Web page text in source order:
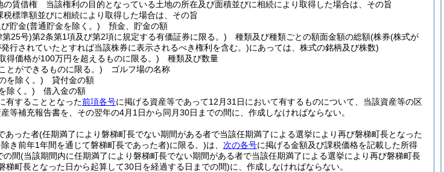
賃借権 当該権利の目的となっている土地の所在及び面積並びに相続により取得した場合は、その旨
標準額並びに相続により取得した場合は、その旨
貯金(普通貯金を除く。) 預金、貯金の額
第25号)第2条第1項及び第2項に規定する有価証券に限る。) 種類及び種類ごとの額面金額の総額(株券(株式が
行されていたとすれば当該株券に表示されるべき権利を含む。)にあっては、株式の銘柄及び株数)
得価格が100万円を超えるものに限る。) 種類及び数量
とができるものに限る。) ゴルフ場の名称
を除く。) 貸付金の額
除く。) 借入金の額
有することとなった前項各号に掲げる資産等であって12月31日において有するものについて、当該資産等の区
等補充報告書を、その翌年の4月1日から同月30日までの間に、作成しなければならない。
あった者(任期満了により磐梯町長でない期間がある者で当該任期満了による選挙により再び磐梯町長となった
き前年1年間を通じて磐梯町長であった者)に限る。)は、 次の各号に掲げる金額及び課税価格を記載した所得
の間(当該期間内に任期満了により磐梯町長でない期間がある者で当該任期満了による選挙により再び磐梯町長
梯町長となった日から起算して30日を経過する日までの間)に、作成しなければならない。